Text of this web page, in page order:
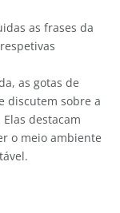
as frases da
as gotas de
discutem sobre a
destacam
o meio ambiente